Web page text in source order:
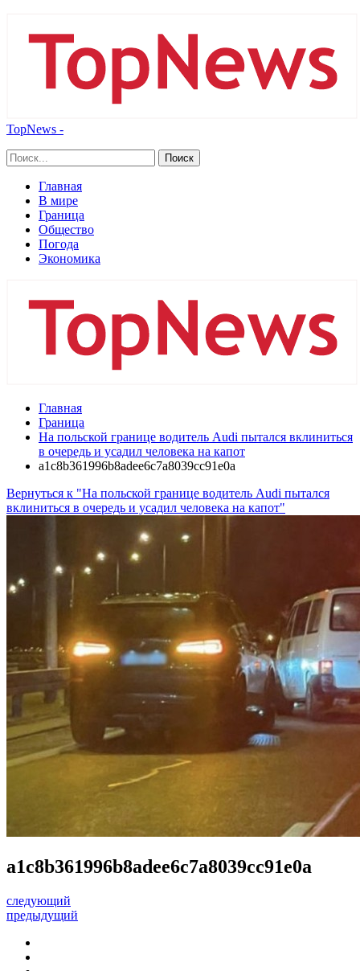
TopNews -
Главная
В мире
Граница
Общество
Погода
Экономика
Главная
Граница
На польской границе водитель Audi пытался вклиниться
в очередь и усадил человека на капот
a1c8b361996b8adee6c7a8039cc91e0a
Вернуться к "На польской границе водитель Audi пытался
вклиниться в очередь и усадил человека на капот"
a1c8b361996b8adee6c7a8039cc91e0a
следующий
предыдущий